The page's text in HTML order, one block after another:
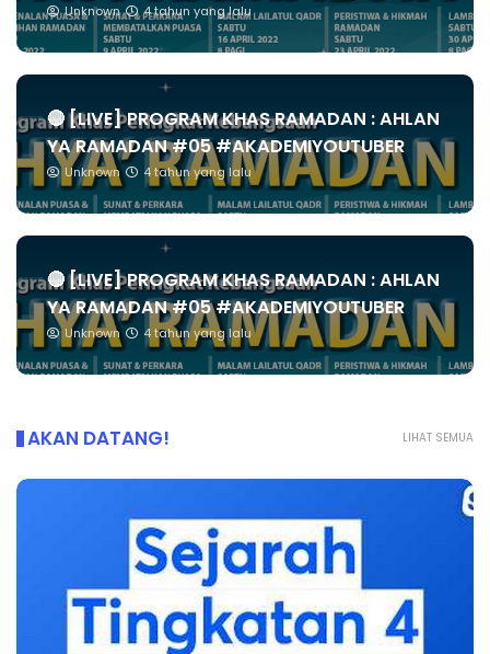
Unknown 4 tahun yang lalu
🔴 [LIVE] PROGRAM KHAS RAMADAN : AHLAN
YA RAMADAN #05 #AKADEMIYOUTUBER
Unknown 4 tahun yang lalu
🔴 [LIVE] PROGRAM KHAS RAMADAN : AHLAN
YA RAMADAN #05 #AKADEMIYOUTUBER
Unknown 4 tahun yang lalu
LIHAT SEMUA
AKAN DATANG!